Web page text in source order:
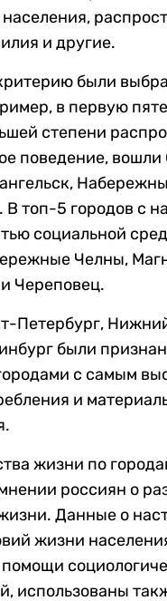
и другие.
были
в первую
степени
поведение, вошли
В топ-5 городов с
социальной
Челны,
Череповец.
Петербург,
были
с самым
и
жизни по
россиян о
Данные о
жизни
использованы